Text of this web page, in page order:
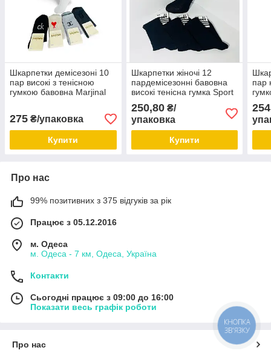
Шкарпетки демісезоні 10
пар високі з тенісною
гумкою бавовна Marjinal
275 ₴/упаковка
Купити
Шкарпетки жіночі 12
пардемісезонні бавовна
високі тенісна гумка Sport
розмір 23-25 (36-40) чорні
250,80₴/
упаковка
Купити
пар
Про нас
99% позитивних з 375 відгуків за рік
Працює з 05.12.2016
м. Одеса
м. Одеса - 7 км, Одеса, Україна
Контакти
Сьогодні працює з 09:00 до 16:00
Показати весь графік роботи
Про нас
КНОПКА
ЗВ'ЯЗКУ